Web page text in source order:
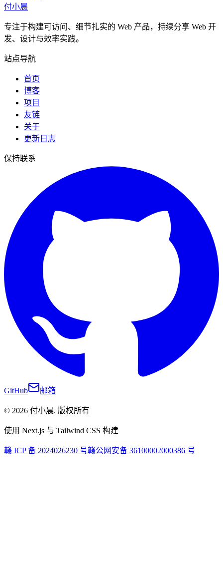
付小晨
专注于构建可访问、细节扎实的 Web 产品，持续分享 Web 开
发、设计与效率实践。
站点导航
首页
博客
项目
友链
关于
更新日志
保持联系
GitHub 邮箱
© 2026 付小晨. 版权所有
使用 Next.js 与 Tailwind CSS 构建
赣 ICP 备 2024026230 号赣公网安备 36100002000386 号